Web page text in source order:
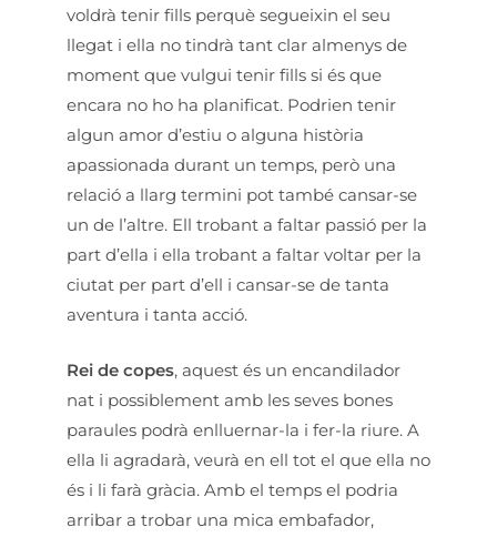
voldrà tenir fills perquè segueixin el seu
llegat i ella no tindrà tant clar almenys de
moment que vulgui tenir fills si és que
encara no ho ha planificat. Podrien tenir
algun amor d’estiu o alguna història
apassionada durant un temps, però una
relació a llarg termini pot també cansar-se
un de l’altre. Ell trobant a faltar passió per la
part d’ella i ella trobant a faltar voltar per la
ciutat per part d’ell i cansar-se de tanta
aventura i tanta acció.
Rei de copes, aquest és un encandilador
nat i possiblement amb les seves bones
paraules podrà enlluernar-la i fer-la riure. A
ella li agradarà, veurà en ell tot el que ella no
és i li farà gràcia. Amb el temps el podria
arribar a trobar una mica embafador,